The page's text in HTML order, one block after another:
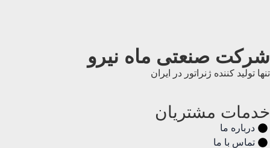
شرکت صنعتی ماه نیرو
تنها تولید کننده ژنراتور در ایران
خدمات مشتریان
درباره ما
تماس با ما